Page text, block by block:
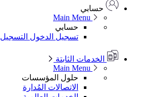
حسابي
حسابي
تسجيل الدخول التسجيل
الخدمات الثابتة
حلول المؤسسات
الاتصالات المُدارة